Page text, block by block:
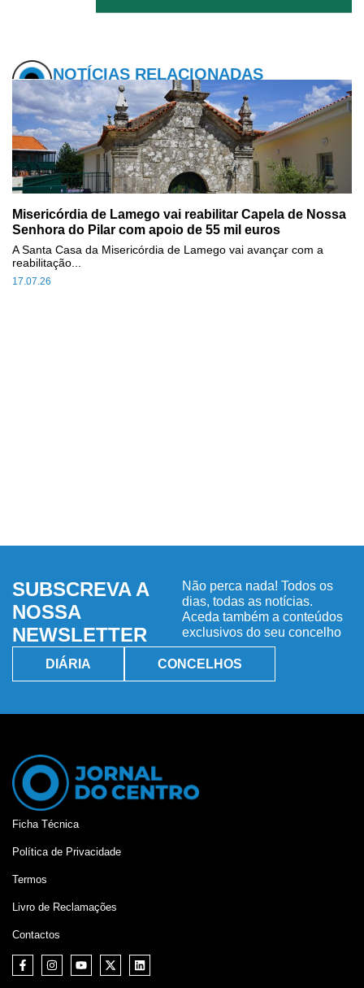
NOTÍCIAS RELACIONADAS
Misericórdia de Lamego vai reabilitar Capela de Nossa
Senhora do Pilar com apoio de 55 mil euros
17.07.26
A Santa Casa da Misericórdia de Lamego vai avançar com a
reabilitação...
SUBSCREVA A
NOSSA
NEWSLETTER
Não perca nada! Todos os
dias, todas as notícias.
Aceda também a conteúdos
exclusivos do seu concelho
DIÁRIA CONCELHOS
Ficha Técnica
Política de Privacidade
Termos
Livro de Reclamações
Contactos